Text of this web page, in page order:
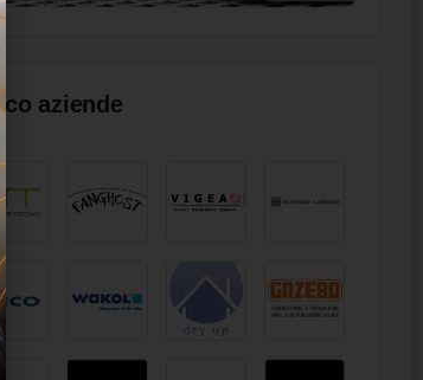
aziende